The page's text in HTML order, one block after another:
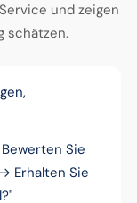
und zeigen
schätzen.
Sie
Erhalten Sie